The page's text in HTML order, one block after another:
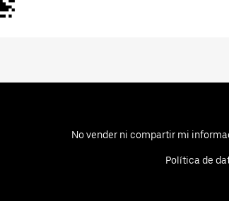
No vender ni compartir mi
Política de